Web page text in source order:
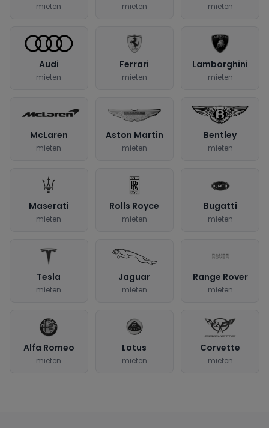
mieten mieten mieten
Audi
mieten
Ferrari
mieten
Lamborghini
mieten
McLaren
mieten
Aston Martin
mieten
Bentley
mieten
Maserati
mieten
Rolls Royce
mieten
Bugatti
mieten
Tesla
mieten
Jaguar
mieten
Range Rover
mieten
Alfa Romeo
mieten
Lotus
mieten
Corvette
mieten